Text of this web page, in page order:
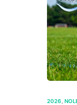
2026